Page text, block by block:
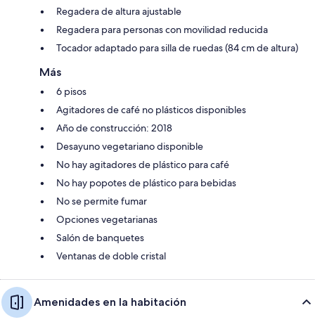
Regadera de altura ajustable
Regadera para personas con movilidad reducida
Tocador adaptado para silla de ruedas (84 cm de altura)
Más
6 pisos
Agitadores de café no plásticos disponibles
Año de construcción: 2018
Desayuno vegetariano disponible
No hay agitadores de plástico para café
No hay popotes de plástico para bebidas
No se permite fumar
Opciones vegetarianas
Salón de banquetes
Ventanas de doble cristal
Amenidades en la habitación